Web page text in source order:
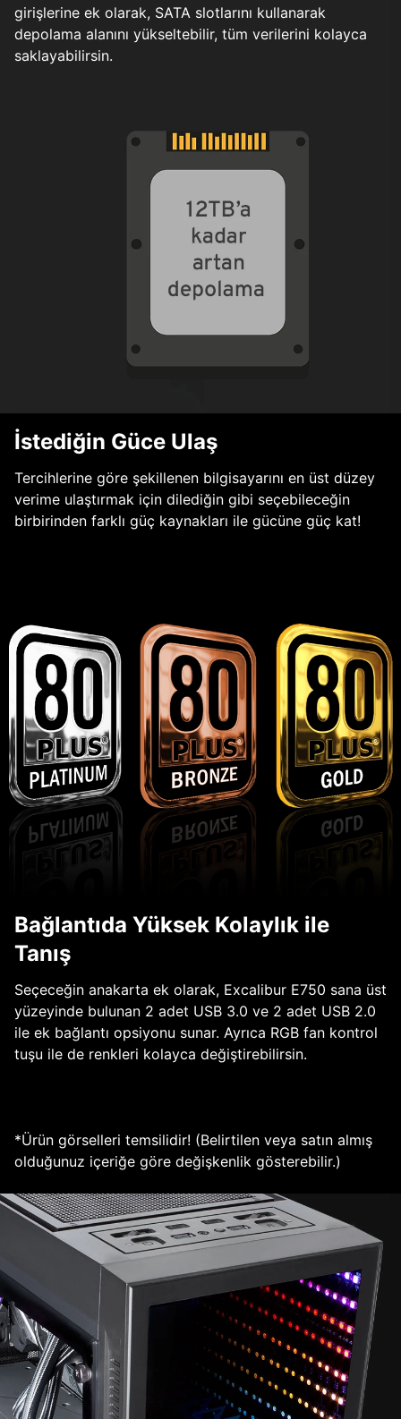
girişlerine ek olarak, SATA slotlarını kullanarak
depolama alanını yükseltebilir, tüm verilerini kolayca
saklayabilirsin.
İstediğin Güce Ulaş
Tercihlerine göre şekillenen bilgisayarını en üst düzey
verime ulaştırmak için dilediğin gibi seçebileceğin
birbirinden farklı güç kaynakları ile gücüne güç kat!
Bağlantıda Yüksek Kolaylık ile
Tanış
Seçeceğin anakarta ek olarak, Excalibur E750 sana üst
yüzeyinde bulunan 2 adet USB 3.0 ve 2 adet USB 2.0
ile ek bağlantı opsiyonu sunar. Ayrıca RGB fan kontrol
tuşu ile de renkleri kolayca değiştirebilirsin.
*Ürün görselleri temsilidir! (Belirtilen veya satın almış
olduğunuz içeriğe göre değişkenlik gösterebilir.)